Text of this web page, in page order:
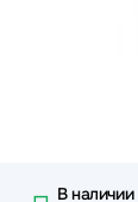
В наличии